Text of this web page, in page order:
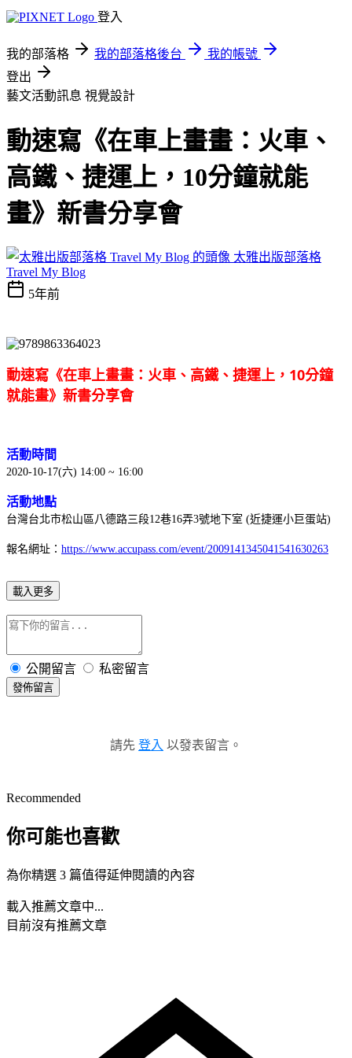
登入
我的部落格 我的部落格後台
我的帳號
登出
藝文活動訊息 視覺設計
動速寫《在車上畫畫：火車、
高鐵、捷運上，10分鐘就能
畫》新書分享會
太雅出版部落格
Travel My Blog
5年前
動速寫《在車上畫畫：火車、高鐵、捷運上，10分鐘
就能畫》新書分享會
活動時間
2020-10-17(六) 14:00 ~ 16:00
活動地點
台灣台北市松山區八德路三段12巷16弄3號地下室 (近捷運小巨蛋站)
報名網址： https://www.accupass.com/event/2009141345041541630263
載入更多
公開留言 私密留言
發佈留言
請先 登入 以發表留言。
Recommended
你可能也喜歡
為你精選 3 篇值得延伸閱讀的內容
載入推薦文章中...
目前沒有推薦文章